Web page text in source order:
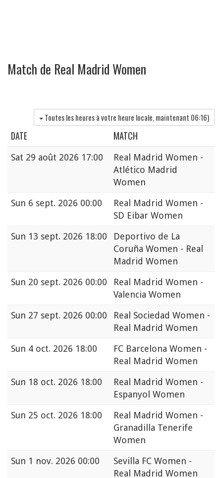
Match de Real Madrid Women
Toutes les heures à votre heure locale, maintenant 06:16)
DATE MATCH
Sat 29 août 2026 17:00
Real Madrid Women -
Atlético Madrid
Women
Sun 6 sept. 2026 00:00
Real Madrid Women -
SD Eibar Women
Sun 13 sept. 2026 18:00
Deportivo de La
Coruña Women - Real
Madrid Women
Sun 20 sept. 2026 00:00
Real Madrid Women -
Valencia Women
Sun 27 sept. 2026 00:00
Real Sociedad Women -
Real Madrid Women
Sun 4 oct. 2026 18:00
FC Barcelona Women -
Real Madrid Women
Sun 18 oct. 2026 18:00
Real Madrid Women -
Espanyol Women
Sun 25 oct. 2026 18:00
Real Madrid Women -
Granadilla Tenerife
Women
Sun 1 nov. 2026 00:00
Sevilla FC Women -
Real Madrid Women